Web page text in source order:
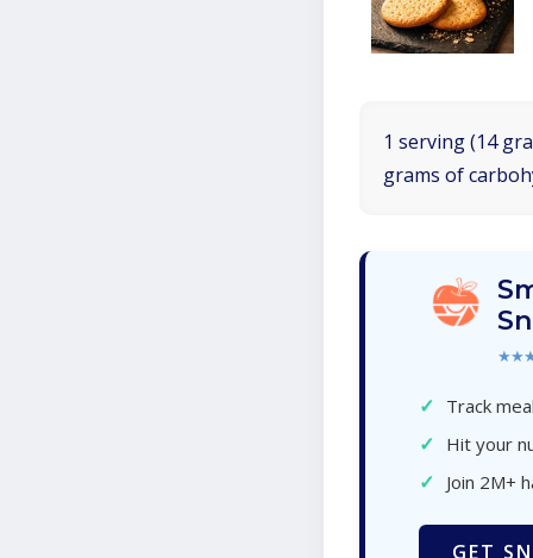
1 serving (14
grams of
✓ Track
✓ Hit your
✓ Join 2M+
GET